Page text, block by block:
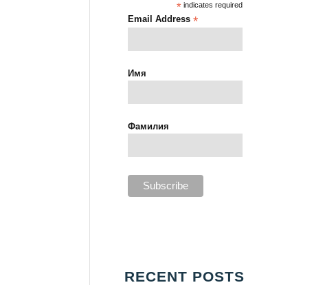
* indicates required
Email Address*
Имя
Фамилия
RECENT POSTS